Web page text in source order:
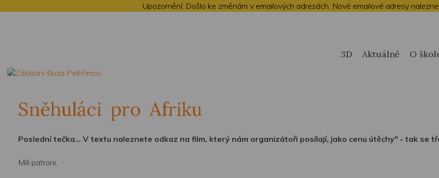
Upozornění: Došlo ke změnám v emailových adresách. Nové emailové adresy
3D Aktuálně O
Sněhuláci pro Afriku
Poslední tečka... V textu naleznete odkaz na film, který nám organizátoři posílají, jako cenu útěchy" - tak se
Milí patroni,